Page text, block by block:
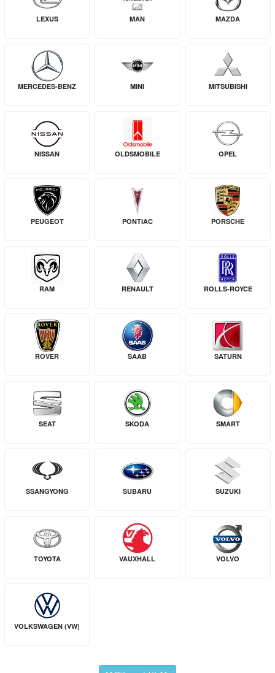
LEXUS MAN MAZDA
MERCEDES-BENZ MINI MITSUBISHI
NISSAN OLDSMOBILE OPEL
PEUGEOT PONTIAC PORSCHE
RAM RENAULT ROLLS-ROYCE
ROVER SAAB SATURN
SEAT SKODA SMART
SSANGYONG SUBARU SUZUKI
TOYOTA VAUXHALL VOLVO
VOLKSWAGEN (VW)